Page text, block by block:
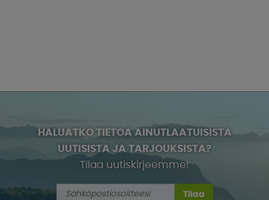
HALUATKO TIETOA AINUTLAATUISISTA
UUTISISTA JA TARJOUKSISTA?
Tilaa uutiskirjeemme!
Tilaa